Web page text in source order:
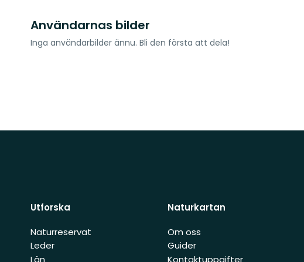
Användarnas bilder
Inga användarbilder ännu. Bli den första att dela!
Utforska
Naturreservat
Leder
Län
Naturkartan
Om oss
Guider
Kontaktuppgifter